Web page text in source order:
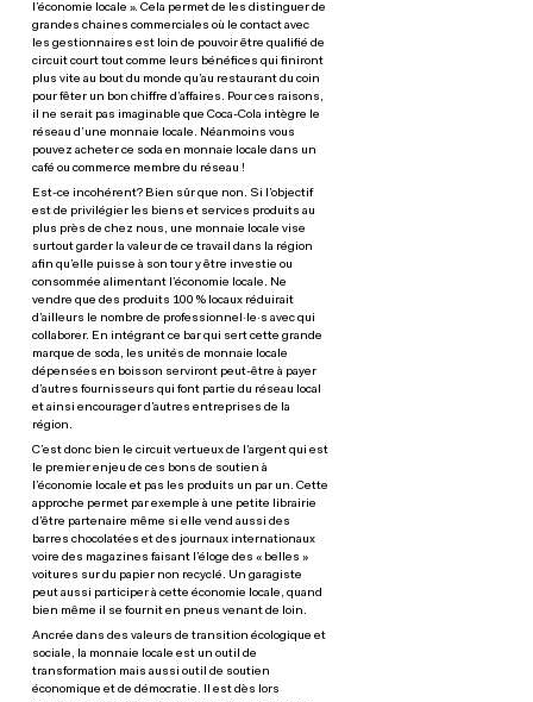
l’économie locale ». Cela permet de les distinguer de
grandes chaines commerciales où le contact avec
les gestionnaires est loin de pouvoir être qualifié de
circuit court tout comme leurs bénéfices qui finiront
plus vite au bout du monde qu’au restaurant du coin
pour fêter un bon chiffre d’affaires. Pour ces raisons,
il ne serait pas imaginable que Coca-Cola intègre le
réseau d’une monnaie locale. Néanmoins vous
pouvez acheter ce soda en monnaie locale dans un
café ou commerce membre du réseau !
Est-ce incohérent? Bien sûr que non. Si l’objectif
est de privilégier les biens et services produits au
plus près de chez nous, une monnaie locale vise
surtout garder la valeur de ce travail dans la région
afin qu’elle puisse à son tour y être investie ou
consommée alimentant l’économie locale. Ne
vendre que des produits 100 % locaux réduirait
d’ailleurs le nombre de professionnel·le·s avec qui
collaborer. En intégrant ce bar qui sert cette grande
marque de soda, les unités de monnaie locale
dépensées en boisson serviront peut-être à payer
d’autres fournisseurs qui font partie du réseau local
et ainsi encourager d’autres entreprises de la
région.
C’est donc bien le circuit vertueux de l’argent qui est
le premier enjeu de ces bons de soutien à
l’économie locale et pas les produits un par un. Cette
approche permet par exemple à une petite librairie
d’être partenaire même si elle vend aussi des
barres chocolatées et des journaux internationaux
voire des magazines faisant l’éloge des « belles »
voitures sur du papier non recyclé. Un garagiste
peut aussi participer à cette économie locale, quand
bien même il se fournit en pneus venant de loin.
Ancrée dans des valeurs de transition écologique et
sociale, la monnaie locale est un outil de
transformation mais aussi outil de soutien
économique et de démocratie. Il est dès lors